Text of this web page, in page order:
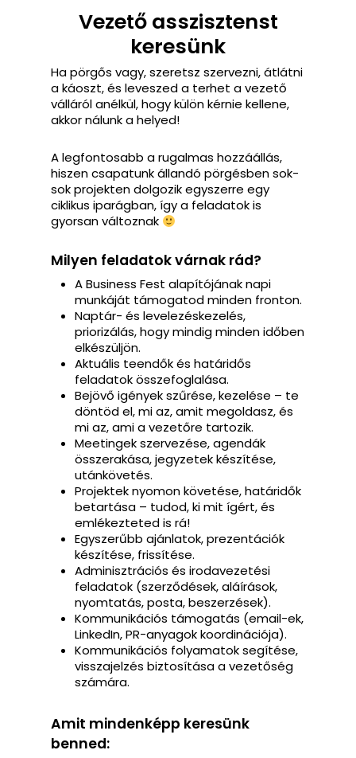
Vezető asszisztenst
keresünk
Ha pörgős vagy, szeretsz szervezni, átlátni
a káoszt, és leveszed a terhet a vezető
válláról anélkül, hogy külön kérnie kellene,
akkor nálunk a helyed!
A legfontosabb a rugalmas hozzáállás,
hiszen csapatunk állandó pörgésben sok-
sok projekten dolgozik egyszerre egy
ciklikus iparágban, így a feladatok is
gyorsan változnak
Milyen feladatok várnak rád?
A Business Fest alapítójának napi
munkáját támogatod minden fronton.
Naptár- és levelezéskezelés,
priorizálás, hogy mindig minden időben
elkészüljön.
Aktuális teendők és határidős
feladatok összefoglalása.
Bejövő igények szűrése, kezelése – te
döntöd el, mi az, amit megoldasz, és
mi az, ami a vezetőre tartozik.
Meetingek szervezése, agendák
összerakása, jegyzetek készítése,
utánkövetés.
Projektek nyomon követése, határidők
betartása – tudod, ki mit ígért, és
emlékezteted is rá!
Egyszerűbb ajánlatok, prezentációk
készítése, frissítése.
Adminisztrációs és irodavezetési
feladatok (szerződések, aláírások,
nyomtatás, posta, beszerzések).
Kommunikációs támogatás (email-ek,
LinkedIn, PR-anyagok koordinációja).
Kommunikációs folyamatok segítése,
visszajelzés biztosítása a vezetőség
számára.
Amit mindenképp keresünk
benned: